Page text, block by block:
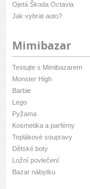
Ojetá Škoda Octavia
Jak vybrat auto?
Mimibazar
Testujte s Mimibazarem
Monster High
Barbie
Lego
Pyžama
Kosmetika a parfémy
Teplákové soupravy
Dětské boty
Ložní povlečení
Bazar nábytku